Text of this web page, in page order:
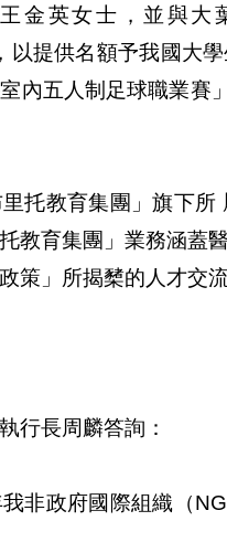
王金英女士，並與
以提供名額予我國大
內五人制足球職業賽
里托教育集團」旗下
教育集團」業務涵蓋
策」所揭櫫的人才交
行長周麟答詢：
非政府國際組織（